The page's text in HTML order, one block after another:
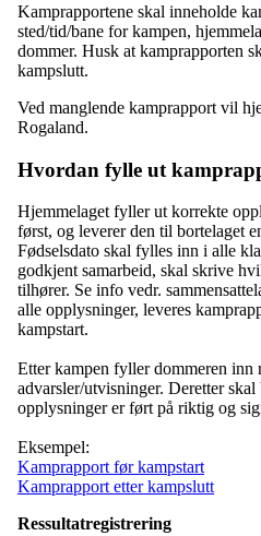
Kamprapportene skal inneholde
sted/tid/bane for kampen,
dommer. Husk at kamprapporten
kampslutt.
Ved manglende kamprapport vil
Rogaland.
Hvordan fylle ut
Hjemmelaget fyller ut korrekte
først, og leverer den til bortelaget
Fødselsdato skal fylles inn i alle
godkjent samarbeid, skal skrive
tilhører. Se info vedr.
alle opplysninger, leveres
kampstart.
Etter kampen fyller dommeren inn
advarsler/utvisninger. Deretter
opplysninger er ført på riktig og
Eksempel:
Kamprapport før kampstart
Kamprapport etter kampslutt
Ressultatregistrering